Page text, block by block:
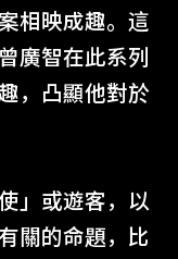
相映成趣。這
廣智在此系列
，凸顯他對於
」或遊客，以
關的命題，比